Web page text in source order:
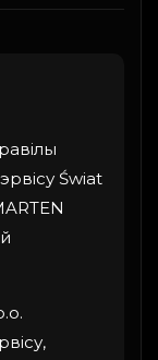
Świat